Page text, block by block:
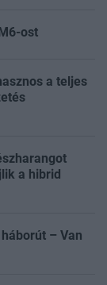
ost
a teljes
a hibrid
– Van